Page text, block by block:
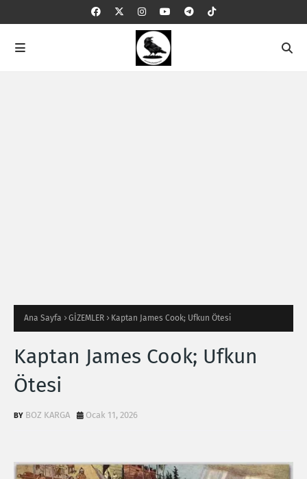
Ana Sayfa GİZEMLER Kaptan James Cook; Ufkun Ötesi
Kaptan James Cook; Ufkun
Ötesi
BOZ KARGA Ocak 11, 2026